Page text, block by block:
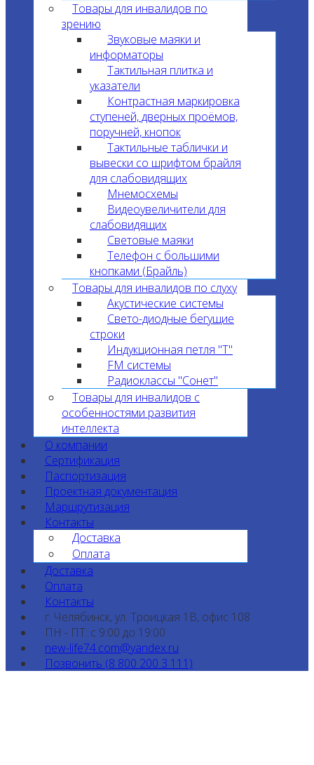
Товары для инвалидов по
зрению
Звуковые маяки и
информаторы
Тактильная плитка и
указатели
Контрастная маркировка
ступеней, дверных проёмов,
поручней, кнопок
Тактильные таблички и
вывески со шрифтом брайля
для слабовидящих
Мнемосхемы
Видеоувеличители для
слабовидящих
Световые маяки
Телефон с большими
кнопками (Брайль)
Товары для инвалидов по слуху
Акустические системы
Свето-диодные бегущие
строки
Индукционная петля "T"
FM системы
Радиоклассы "Сонет"
Товары для инвалидов с
особенностями развития
интеллекта
О компании
Сертификация
Паспортизация
Проектная документация
Маршрутизация
Контакты
Доставка
Оплата
Доставка
Оплата
Контакты
г. Челябинск, ул. Троицкая 1В, офис 108
ПН - ПТ: с 9:00 до 19:00
new-life74.com@yandex.ru
Позвонить (8 800 200 3 111)